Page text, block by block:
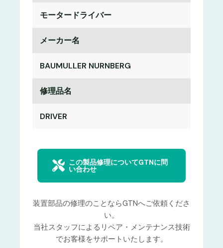
モータードライバー
メーカー名
BAUMULLER NURNBERG
修理品名
DRIVER
この製品修理についてGTNに問
い合わせ
装置部品の修理のことならGTNへご依頼くださ
い。
当社スタッフによるリペア・メンテナンス技術
でお客様をサポートいたします。